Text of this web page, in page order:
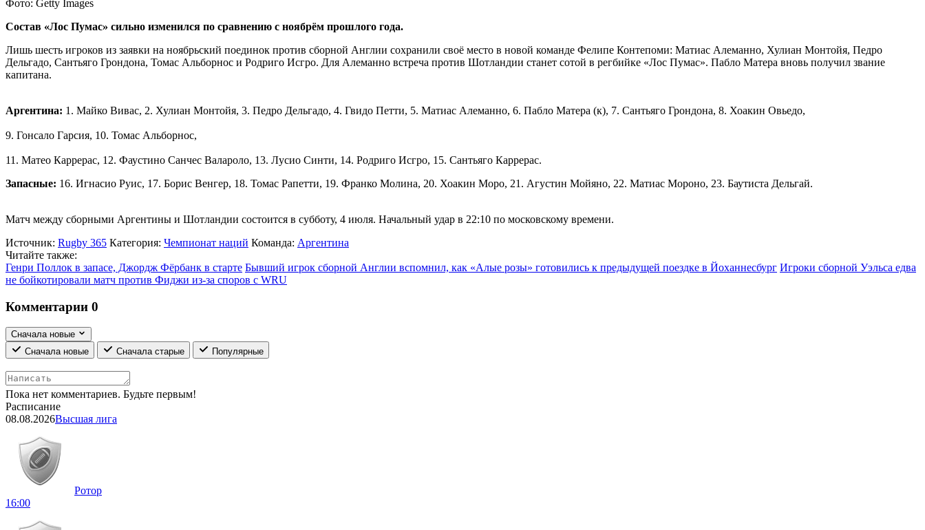
Фото: Getty Images
Состав «Лос Пумас» сильно изменился по сравнению с ноябрём прошлого года.
Лишь шесть игроков из заявки на ноябрьский поединок против сборной Англии сохранили своё место в новой команде Фелипе Контепоми: Матиас Алеманно, Хулиан Монтойя, Педро
Дельгадо, Сантьяго Грондона, Томас Альборнос и Родриго Исгро. Для Алеманно встреча против Шотландии станет сотой в регбийке «Лос Пумас». Пабло Матера вновь получил звание
капитана.
Аргентина: 1. Майко Вивас, 2. Хулиан Монтойя, 3. Педро Дельгадо, 4. Гвидо Петти, 5. Матиас Алеманно, 6. Пабло Матера (к), 7. Сантьяго Грондона, 8. Хоакин Овьедо,
9. Гонсало Гарсия, 10. Томас Альборнос,
11. Матео Каррерас, 12. Фаустино Санчес Валароло, 13. Лусио Синти, 14. Родриго Исгро, 15. Сантьяго Каррерас.
Запасные: 16. Игнасио Руис, 17. Борис Венгер, 18. Томас Рапетти, 19. Франко Молина, 20. Хоакин Моро, 21. Агустин Мойяно, 22. Матиас Мороно, 23. Баутиста Дельгай.
Матч между сборными Аргентины и Шотландии состоится в субботу, 4 июля. Начальный удар в 22:10 по московскому времени.
Источник: Rugby 365 Категория: Чемпионат наций Команда: Аргентина
Читайте также:
Генри Поллок в запасе, Джордж Фёрбанк в старте Бывший игрок сборной Англии вспомнил, как «Алые розы» готовились к предыдущей поездке в Йоханнесбург Игроки сборной Уэльса едва
не бойкотировали матч против Фиджи из-за споров с WRU
Комментарии 0
Сначала новые
Сначала новые
Сначала старые Популярные
Пока нет комментариев. Будьте первым!
Расписание
08.08.2026Высшая лига
Ротор
16:00